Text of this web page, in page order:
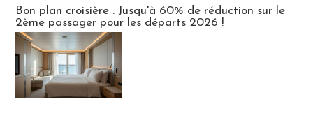
Bon plan croisière : Jusqu'à 60% de réduction sur le
2ème passager pour les départs 2026 !